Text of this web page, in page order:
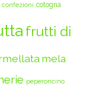
confezioni cotogna
frutti di
mela
peperoncino